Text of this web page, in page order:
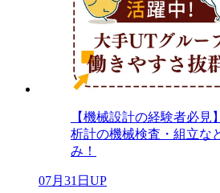
【機械設計の経験者必
析計の機械検査・組立な
み！
07月31日UP